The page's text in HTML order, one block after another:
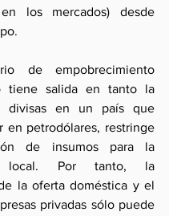
los mercados) desde
de empobrecimiento
tiene salida en tanto la
divisas en un país que
en petrodólares, restringe
de insumos para la
local. Por tanto, la
la oferta doméstica y el
privadas sólo puede